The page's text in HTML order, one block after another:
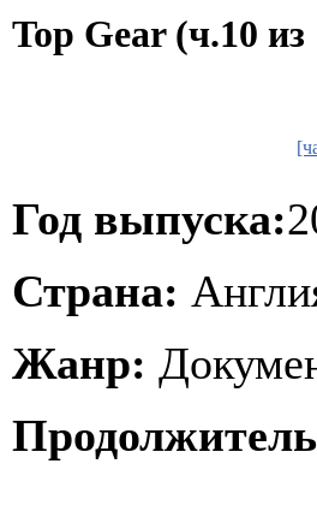
Top Gear (ч.10 из
Год выпуска:
Страна:
Жанр: